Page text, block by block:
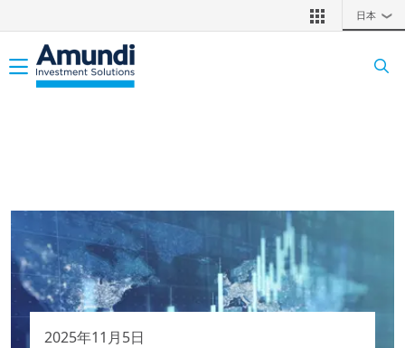
日本 ❯
Toggle navigation
2025年11月5日